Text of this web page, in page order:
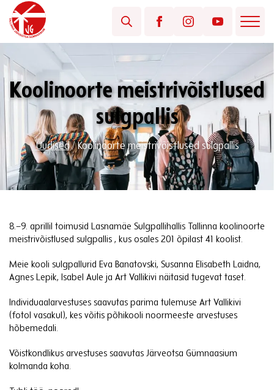
Koolinoorte meistrivõistlused
sulgpallis
Uudised/Koolinoorte meistrivõistlused sulgpallis
8.–9. aprillil toimusid Lasnamäe Sulgpallihallis Tallinna koolinoorte
meistrivõistlused sulgpallis , kus osales 201 õpilast 41 koolist.
Meie kooli sulgpallurid Eva Banatovski, Susanna Elisabeth Laidna,
Agnes Lepik, Isabel Aule ja Art Vallikivi näitasid tugevat taset.
Individuaalarvestuses saavutas parima tulemuse Art Vallikivi
(fotol vasakul), kes võitis põhikooli noormeeste arvestuses
hõbemedali.
Võistkondlikus arvestuses saavutas Järveotsa Gümnaasium
kolmanda koha.